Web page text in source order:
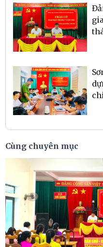
Cùng chuyên mục